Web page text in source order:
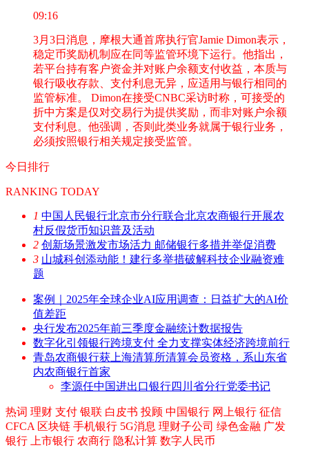
09:16
3月3日消息，摩根大通首席执行官Jamie Dimon表示，
稳定币奖励机制应在同等监管环境下运行。他指出，
若平台持有客户资金并对账户余额支付收益，本质与
银行吸收存款、支付利息无异，应适用与银行相同的
监管标准。 Dimon在接受CNBC采访时称，可接受的
折中方案是仅对交易行为提供奖励，而非对账户余额
支付利息。他强调，否则此类业务就属于银行业务，
必须按照银行相关规定接受监管。
今日排行
RANKING TODAY
1 中国人民银行北京市分行联合北京农商银行开展农
村反假货币知识普及活动
2 创新场景激发市场活力 邮储银行多措并举促消费
3 山城科创添动能！建行多举措破解科技企业融资难
题
案例｜2025年全球企业AI应用调查：日益扩大的AI价
值差距
央行发布2025年前三季度金融统计数据报告
数字化引领银行跨境支付 全力支撑实体经济跨境前行
青岛农商银行获上海清算所清算会员资格，系山东省
内农商银行首家
李源任中国进出口银行四川省分行党委书记
热词 理财 支付 银联 白皮书 投顾 中国银行 网上银行 征信
CFCA 区块链 手机银行 5G消息 理财子公司 绿色金融 广发
银行
上市银行 农商行 隐私计算 数字人民币